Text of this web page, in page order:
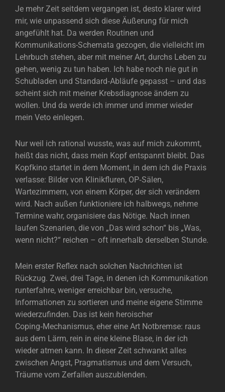
Je mehr Zeit seitdem vergangen ist, desto klarer wird
mir, wie unpassend sich diese Äußerung für mich
angefühlt hat. Da werden Routinen und
Kommunikations-Schemata gezogen, die vielleicht im
Lehrbuch stehen, aber mit meiner Art, durchs Leben zu
gehen, wenig zu tun haben. Ich habe noch nie gut in
Schubladen und Standard‑Abläufe gepasst – und das
scheint sich mit meiner Krebsdiagnose ändern zu
wollen. Und da werde ich immer und immer wieder
mein Veto einlegen.
Nur weil ich rational wusste, was auf mich zukommt,
heißt das nicht, dass mein Kopf entspannt bleibt. Das
Kopfkino startet in dem Moment, in dem ich die Praxis
verlasse: Bilder von Klinikfluren, OP‑Sälen,
Wartezimmern, von einem Körper, der sich verändern
wird. Nach außen funktioniere ich halbwegs, nehme
Termine wahr, organisiere das Nötige. Nach innen
laufen Szenarien, die von „Das wird schon“ bis „Was,
wenn nicht?“ reichen – oft innerhalb derselben Stunde.
Mein erster Reflex nach solchen Nachrichten ist
Rückzug. Zwei, drei Tage, in denen ich Kommunikation
runterfahre, weniger erreichbar bin, versuche,
Informationen zu sortieren und meine eigene Stimme
wiederzufinden. Das ist kein heroischer
Coping‑Mechanismus, eher eine Art Notbremse: raus
aus dem Lärm, rein in eine kleine Blase, in der ich
wieder atmen kann. In dieser Zeit schwankt alles
zwischen Angst, Pragmatismus und dem Versuch,
Träume vom Zerfallen auszublenden.